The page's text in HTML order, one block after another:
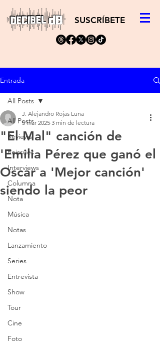
SUSCRÍBETE
Entrada
All Posts
Reviews
Reissues
Interviews
Columna
Nota
Música
Notas
Lanzamiento
Series
Entrevista
Show
Tour
Cine
Foto
All Posts
"El Mal" canción de
'Emilia Pérez que ganó el
Oscar a 'Mejor canción'
siendo la peor
J. Alejandro Rojas Luna
5 mar 2025 3 min de lectura